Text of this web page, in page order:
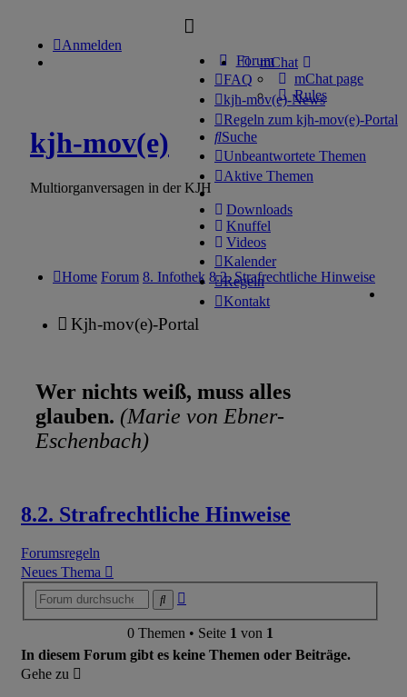
Forum
FAQ
kjh-mov(e)-News
Regeln zum kjh-mov(e)-Portal
Suche
Unbeantwortete Themen
Aktive Themen
Downloads
Knuffel
Videos
Kalender
Regeln
Kontakt
Anmelden
mChat
mChat page
Rules
kjh-mov(e)
Multiorganversagen in der KJH
Home Forum 8. Infothek 8.2. Strafrechtliche Hinweise
Kjh-mov(e)-Portal
Wer nichts weiß, muss alles
glauben. (Marie von Ebner-
Eschenbach)
8.2. Strafrechtliche Hinweise
Forumsregeln
Neues Thema
0 Themen • Seite 1 von 1
In diesem Forum gibt es keine Themen oder Beiträge.
Gehe zu